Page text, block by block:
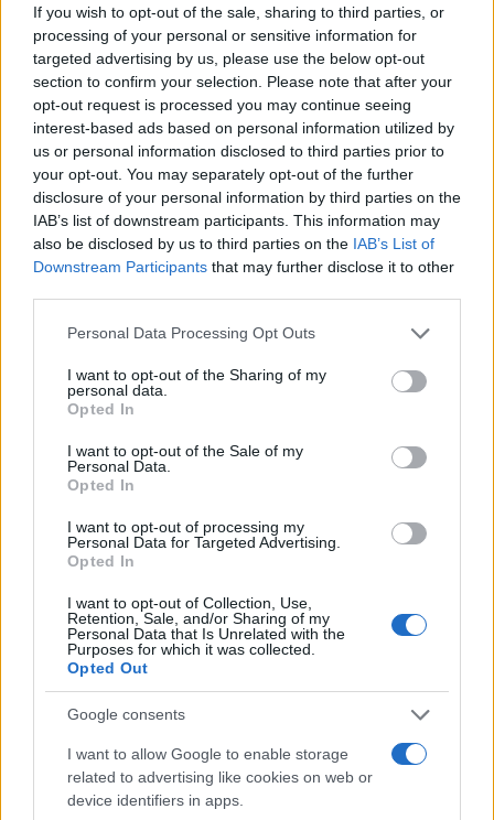
If you wish to opt-out of the sale, sharing to third parties, or
processing of your personal or sensitive information for
targeted advertising by us, please use the below opt-out
section to confirm your selection. Please note that after your
opt-out request is processed you may continue seeing
interest-based ads based on personal information utilized by
us or personal information disclosed to third parties prior to
your opt-out. You may separately opt-out of the further
disclosure of your personal information by third parties on the
IAB’s list of downstream participants. This information may
also be disclosed by us to third parties on the IAB’s List of
Downstream Participants that may further disclose it to other
Please note that this website/app uses one or more Google
not limited to your visit or usage behaviour. You may click to
grant or deny consent to Google and its third-party tags to
use your data for below specified purposes in below Google
consent section.
Personal Data Processing Opt Outs
I want to opt-out of the Sharing of my
personal data.
Opted In
I want to opt-out of the Sale of my
Personal Data.
Opted In
I want to opt-out of processing my
Personal Data for Targeted Advertising.
Opted In
I want to opt-out of Collection, Use,
Retention, Sale, and/or Sharing of my
Personal Data that Is Unrelated with the
Purposes for which it was collected.
Opted Out
Google consents
I want to allow Google to enable storage
related to advertising like cookies on web or
device identifiers in apps.
Σχόλια
Σχολίασε εδώ
50 /50
2000 /2000
Υποβολή σχολίου
Ανησυχία από το ξέσπασμα
του ιού του Δυτικού Νείλου
με κρούσματα στην Αττική
- «Καμπανάκι» από τον
για την προστασία της
Σοκαριστική υπόθεση
Κρήτη: Τουρίστας
πόσο να πληρώσει
ασελγήσει σε
αμέριμνο σε αυλή